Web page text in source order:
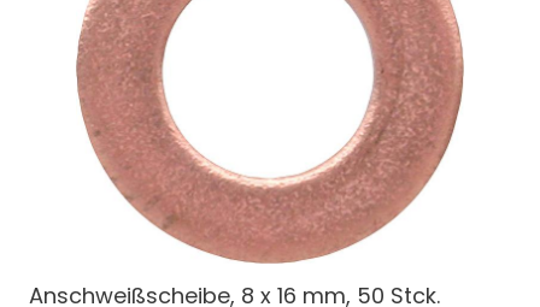
Anschweißscheibe, 8 x 16 mm, 50 Stck.